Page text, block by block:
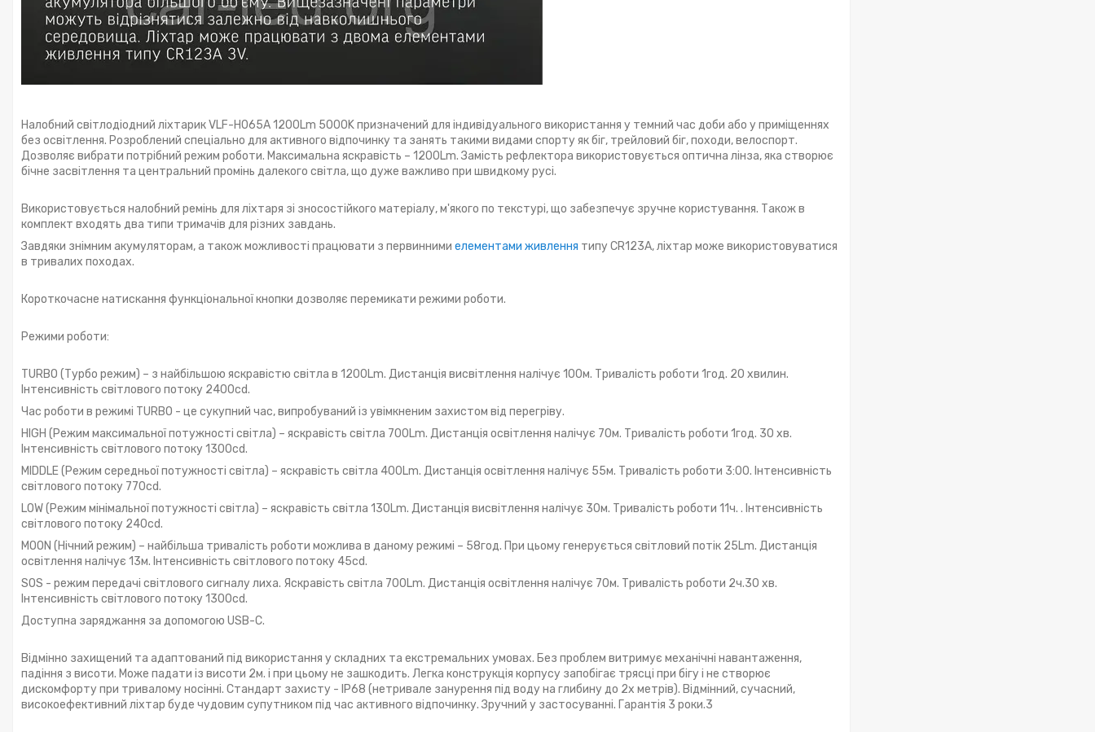
Налобний світлодіодний ліхтарик VLF-H065A 1200Lm 5000K призначений для індивідуального використання у темний час доби або у приміщеннях
без освітлення. Розроблений спеціально для активного відпочинку та занять такими видами спорту як біг, трейловий біг, походи, велоспорт.
Дозволяє вибрати потрібний режим роботи. Максимальна яскравість – 1200Lm. Замість рефлектора використовується оптична лінза, яка створює
бічне засвітлення та центральний промінь далекого світла, що дуже важливо при швидкому русі.
Використовується налобний ремінь для ліхтаря зі зносостійкого матеріалу, м'якого по текстурі, що забезпечує зручне користування. Також в
комплект входять два типи тримачів для різних завдань.
Завдяки знімним акумуляторам, а також можливості працювати з первинними елементами живлення типу СR123А, ліхтар може використовуватися
в тривалих походах.
Короткочасне натискання функціональної кнопки дозволяє перемикати режими роботи.
Режими роботи:
TURBO (Турбо режим) – з найбільшою яскравістю світла в 1200Lm. Дистанція висвітлення налічує 100м. Тривалість роботи 1год. 20 хвилин.
Інтенсивність світлового потоку 2400cd.
Час роботи в режимі TURBO - це сукупний час, випробуваний із увімкненим захистом від перегріву.
HIGH (Режим максимальної потужності світла) – яскравість світла 700Lm. Дистанція освітлення налічує 70м. Тривалість роботи 1год. 30 хв.
Інтенсивність світлового потоку 1300cd.
MIDDLE (Режим середньої потужності світла) – яскравість світла 400Lm. Дистанція освітлення налічує 55м. Тривалість роботи 3:00. Інтенсивність
світлового потоку 770cd.
LOW (Режим мінімальної потужності світла) – яскравість світла 130Lm. Дистанція висвітлення налічує 30м. Тривалість роботи 11ч. . Інтенсивність
світлового потоку 240cd.
MOON (Нічний режим) – найбільша тривалість роботи можлива в даному режимі – 58год. При цьому генерується світловий потік 25Lm. Дистанція
освітлення налічує 13м. Інтенсивність світлового потоку 45cd.
SOS - режим передачі світлового сигналу лиха. Яскравість світла 700Lm. Дистанція освітлення налічує 70м. Тривалість роботи 2ч.30 хв.
Інтенсивність світлового потоку 1300cd.
Доступна заряджання за допомогою USB-С.
Відмінно захищений та адаптований під використання у складних та екстремальних умовах. Без проблем витримує механічні навантаження,
падіння з висоти. Може падати із висоти 2м. і при цьому не зашкодить. Легка конструкція корпусу запобігає трясці при бігу і не створює
дискомфорту при тривалому носінні. Стандарт захисту - IP68 (нетривале занурення під воду на глибину до 2х метрів). Відмінний, сучасний,
високоефективний ліхтар буде чудовим супутником під час активного відпочинку. Зручний у застосуванні. Гарантія 3 роки.3